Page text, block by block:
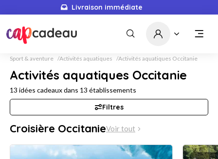
Livraison immédiate
Sport & aventure Activités aquatiques Activités aquatiques Occitanie
Activités aquatiques Occitanie
13 idées cadeaux dans 13 établissements
Filtres
Croisière OccitanieVoir tout